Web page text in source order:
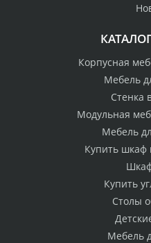
Корпусная
Мебель
Стенка
Модульная
Мебель
Купить шкаф
Купить
Столы
Мебель